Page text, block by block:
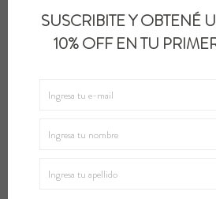
SUSCRIBITE Y OBTENÉ
10% OFF EN TU